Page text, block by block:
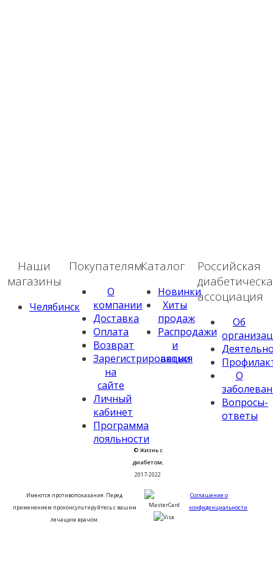
Наши
магазины
Челябинск
Покупателям
О
компании
Доставка
Оплата
Возврат
Зарегистрироваться
на
сайте
Личный
кабинет
Программа
лояльности
Каталог
Новинки
Хиты
продаж
Распродажи
и
акции
Российская
ассоциация
Об
О
Вопросы-
ответы
© Жизнь с
диабетом
2017-2022
Имеются противопоказания. Перед
применением проконсультируйтесь с вашим
лечащим врачом.
Соглашение о
конфиденциальности